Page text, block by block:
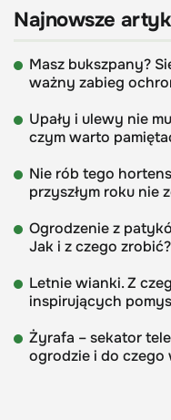
Najnowsze
Masz bukszpany?
ważny zabieg
Upały i ulewy nie
czym warto
Nie rób tego
przyszłym roku nie
Ogrodzenie z
Jak i z czego zrobić?
Letnie wianki. Z
inspirujących
Żyrafa – sekator
ogrodzie i do